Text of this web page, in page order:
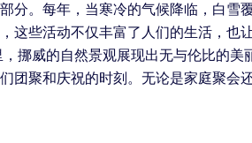
。每年，当寒冷的气候降临，白雪
这些活动不仅丰富了人们的生活，
挪威的自然景观展现出无与伦比的
团聚和庆祝的时刻。无论是家庭聚